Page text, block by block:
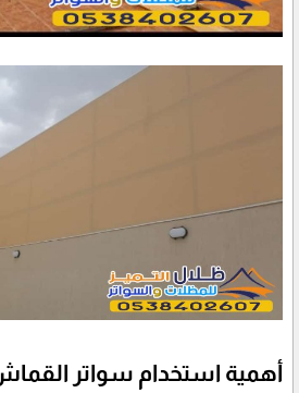
أهمية استخدام سواتر